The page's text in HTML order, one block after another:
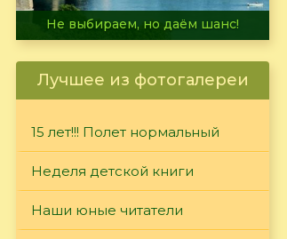
В огне не горит, в воде не тонет
Лучшее из фотогалереи
15 лет!!! Полет нормальный
Неделя детской книги
Наши юные читатели